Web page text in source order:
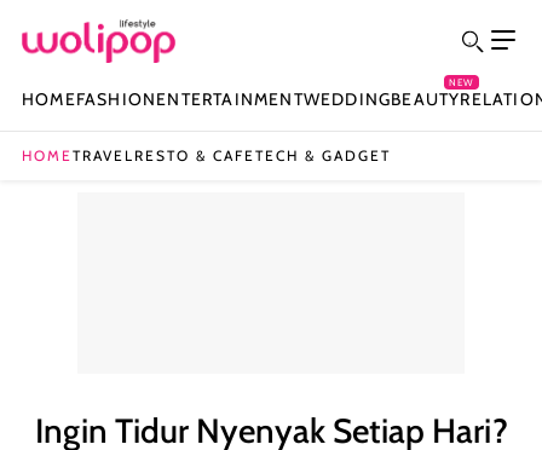
HOMEFASHIONENTERTAINMENTWEDDINGBEAUTY
NEW
HOMETRAVEL RESTO & CAFETECH & GADGET
Ingin Tidur Nyenyak Setiap Hari?